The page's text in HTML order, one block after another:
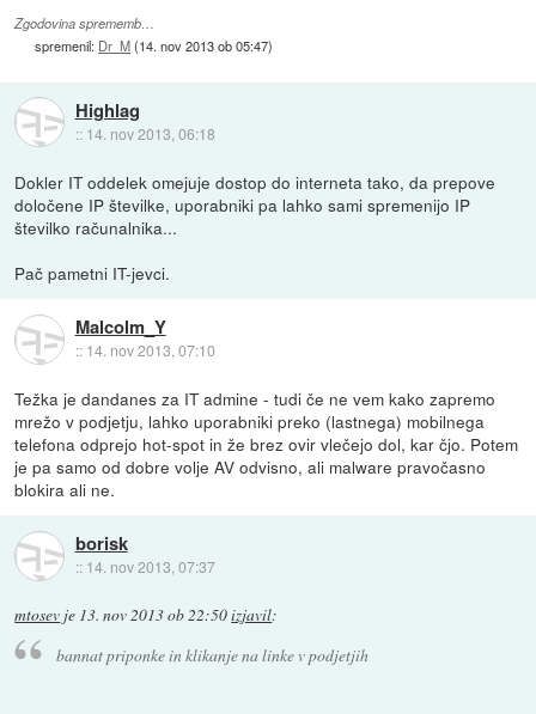
Zgodovina sprememb…
spremenil: Dr_M(14. nov 2013 ob 05:47)
Highlag
:: 14. nov 2013, 06:18
Dokler IT oddelek omejuje dostop do interneta tako, da prepove
določene IP številke, uporabniki pa lahko sami spremenijo IP
številko računalnika...
Pač pametni IT-jevci.
Malcolm_Y
:: 14. nov 2013, 07:10
Težka je dandanes za IT admine - tudi če ne vem kako zapremo
mrežo v podjetju, lahko uporabniki preko (lastnega) mobilnega
telefona odprejo hot-spot in že brez ovir vlečejo dol, kar čjo. Potem
je pa samo od dobre volje AV odvisno, ali malware pravočasno
blokira ali ne.
borisk
:: 14. nov 2013, 07:37
mtosev je 13. nov 2013 ob 22:50izjavil:
bannat priponke in klikanje na linke v podjetjih